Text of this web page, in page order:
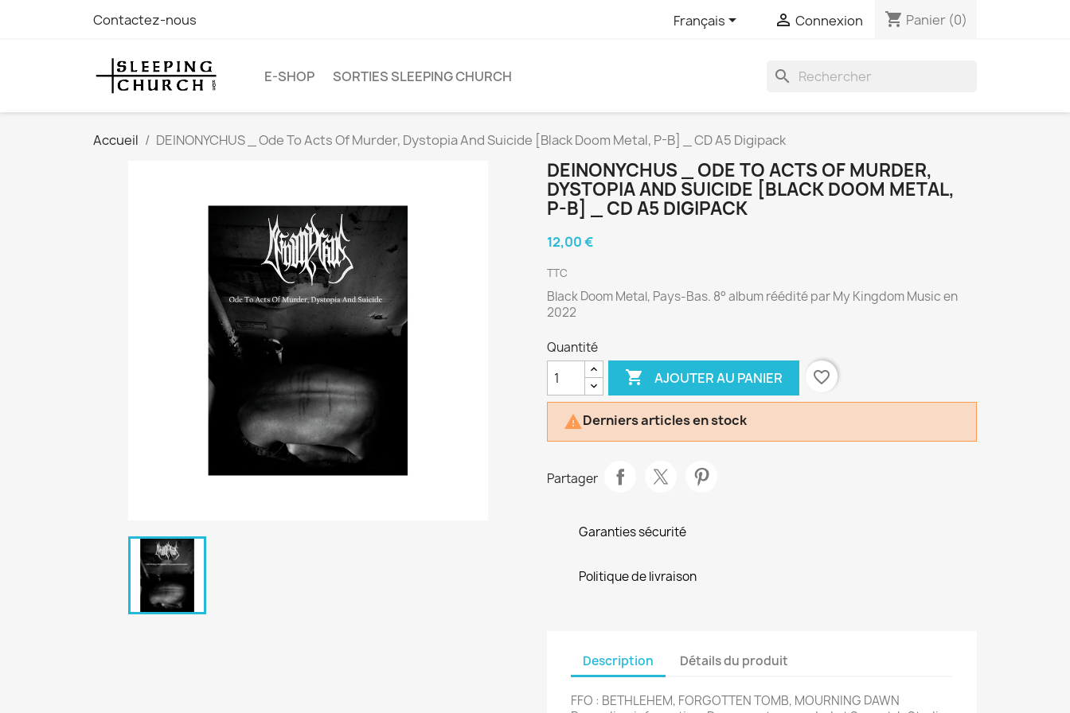
Contactez-nous Français  Connexion shopping_cart Panier (0)
E-SHOP SORTIES SLEEPING CHURCH search
Accueil DEINONYCHUS _ Ode To Acts Of Murder, Dystopia And Suicide [Black Doom Metal, P-B] _ CD A5 Digipack
DEINONYCHUS _ ODE TO ACTS OF MURDER,
DYSTOPIA AND SUICIDE [BLACK DOOM METAL,
P-B] _ CD A5 DIGIPACK
12,00 €
TTC
Black Doom Metal, Pays-Bas. 8° album réédité par My Kingdom Music en
2022
Quantité
 AJOUTER AU PANIER favorite_border
Derniers articles en stock
Partager
Garanties sécurité
Politique de livraison
Description Détails du produit
FFO : BETHLEHEM, FORGOTTEN TOMB, MOURNING DAWN